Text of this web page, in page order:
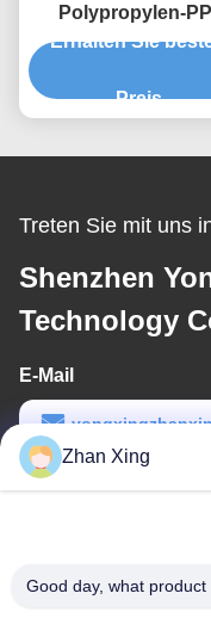
Polypropylen-
Gürtel-
Erhalten Sie
Preis
Treten Sie mit uns
Shenzhen
Technology
E-Mail
Arbeitszeit
Zhan Xing
Good day, what